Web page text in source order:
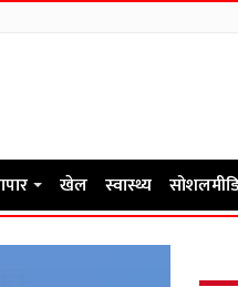
खेल स्वास्थ्य